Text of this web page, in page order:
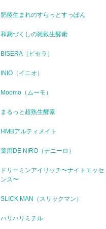
肥後生まれのすらっとすっぽん
和麹づくしの雑穀生酵素
BISERA（ビセラ）
INIO（イニオ）
Moomo（ムーモ）
まるっと超熟生酵素
HMBアルティメイト
薬用DE NIRO（デニーロ）
ドリーミンアイリッチ〜ナイトエッセ
ンス〜
SLICK MAN（スリックマン）
ハリハリミチル